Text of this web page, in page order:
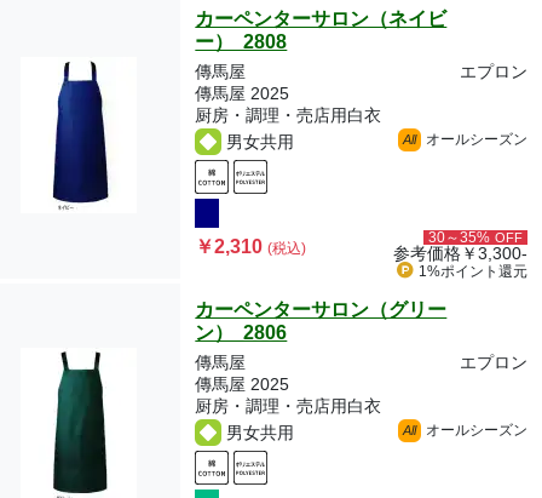
カーペンターサロン（ネイビ
ー） 2808
傳馬屋
エプロン
傳馬屋 2025
厨房・調理・売店用白衣
男女共用
All オールシーズン
￥2,310(税込)
30～35% OFF
参考価格￥3,300-
1%ポイント 還元
カーペンターサロン（グリー
ン） 2806
傳馬屋
エプロン
傳馬屋 2025
厨房・調理・売店用白衣
男女共用
All オールシーズン